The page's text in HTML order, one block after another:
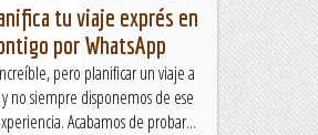
tu viaje exprés en
por WhatsApp
pero planificar un viaje a
no siempre disponemos de ese
Acabamos de probar...